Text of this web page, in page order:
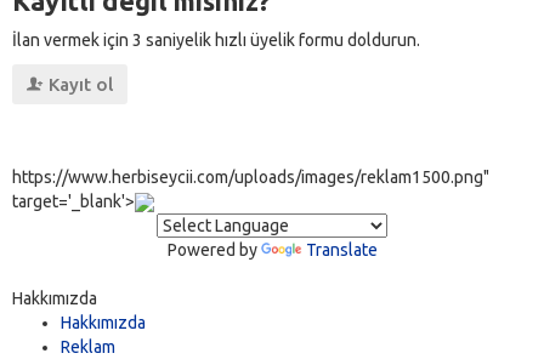
İlan vermek için 3 saniyelik hızlı üyelik formu doldurun.
Kayıt ol
https://www.herbiseycii.com/uploads/images/reklam1500.png"
target='_blank'>
Powered by Translate
Hakkımızda
Hakkımızda
Reklam